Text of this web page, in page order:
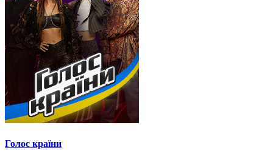
Голос країни